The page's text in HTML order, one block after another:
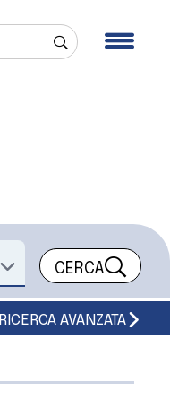
Cerca
CERCA
RICERCA AVANZATA